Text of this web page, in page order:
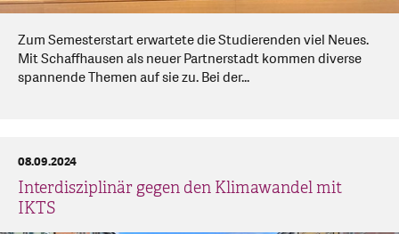
Zum Semesterstart erwartete die Studierenden viel Neues.
Mit Schaffhausen als neuer Partnerstadt kommen diverse
spannende Themen auf sie zu. Bei der...
Interdisziplinär gegen den Klimawandel mit
IKTS
08.09.2024